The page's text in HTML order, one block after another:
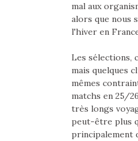
mal aux
alors que nous
l'hiver en
Les sélections,
mais quelques
mêmes
matchs en 25/
très longs
peut-être plus
principalement